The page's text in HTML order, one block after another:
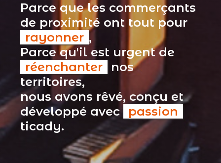
Parce que les commerçants
de proximité ont tout pour
rayonner ,
Parce qu'il est urgent de
réenchanter
nos
territoires,
nous avons rêvé, conçu et
développé avec passion
ticady.